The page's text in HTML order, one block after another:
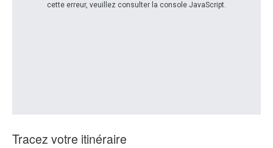
cette erreur, veuillez consulter la console JavaScript.
Tracez votre itinéraire